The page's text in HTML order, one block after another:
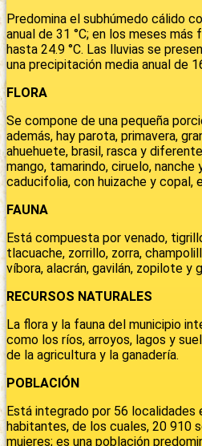
Predomina el subhúmedo cálido
anual de 31 °C; en los meses
hasta 24.9 °C. Las lluvias se
una precipitación media anual de
FLORA
Se compone de una pequeña
además, hay parota, primavera,
ahuehuete, brasil, rasca y
mango, tamarindo, ciruelo, nanche
caducifolia, con huizache y copal,
FAUNA
Está compuesta por venado,
tlacuache, zorrillo, zorra,
víbora, alacrán, gavilán, zopilote y
RECURSOS NATURALES
La flora y la fauna del municipio
como los ríos, arroyos, lagos y
de la agricultura y la ganadería.
POBLACIÓN
Está integrado por 56 localidades
habitantes, de los cuales, 20 910
mujeres; es una población